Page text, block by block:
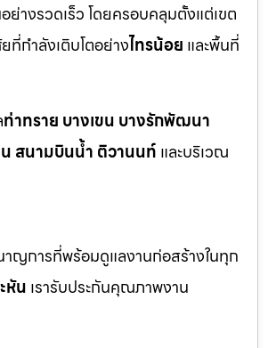
างรวดเร็ว โดยครอบคลุมตั้งแต่เขต
ที่กำลังเติบโตอย่างไทรน้อย และพื้นที่
ท่าทราย บางเขน บางรักพัฒนา
สนามบินน้ำ ติวานนท์ และบริเวณ
าญการที่พร้อมดูแลงานก่อสร้างในทุก
หัน เรารับประกันคุณภาพงาน